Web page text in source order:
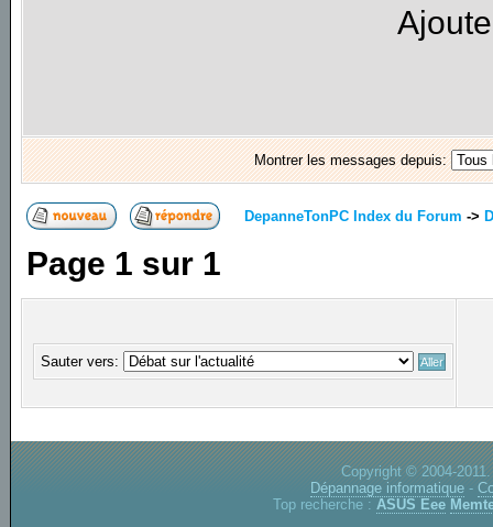
Montrer les messages depuis:
DepanneTonPC Index du Forum ->
Page 1 sur 1
Sauter vers:
Copyright © 2004-
Dépannage informatique -
Top recherche : ASUS Eee